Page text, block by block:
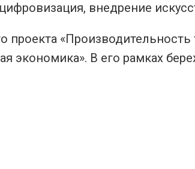
внедрение
«Производительность
экономика». В его рамках